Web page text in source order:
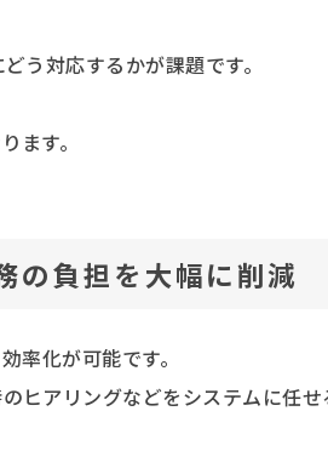
う対応するかが課題です。
ます。
の負担を大幅に削減
率化が可能です。
ヒアリングなどをシステムに任せ